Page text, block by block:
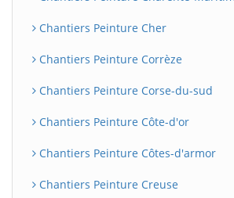
Chantiers Peinture Cher
Chantiers Peinture Corrèze
Chantiers Peinture Corse-du-sud
Chantiers Peinture Côte-d'or
Chantiers Peinture Côtes-d'armor
Chantiers Peinture Creuse